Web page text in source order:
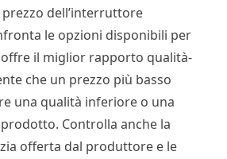
dell’interruttore
le opzioni disponibili per
il miglior rapporto qualità-
che un prezzo più basso
una qualità inferiore o una
Controlla anche la
offerta dal produttore e le